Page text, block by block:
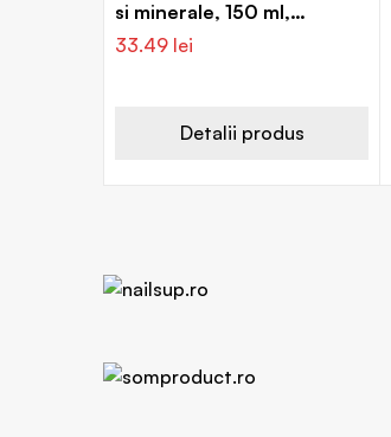
si minerale, 150 ml,
Vitabiotics
33.49 lei
Detalii produs